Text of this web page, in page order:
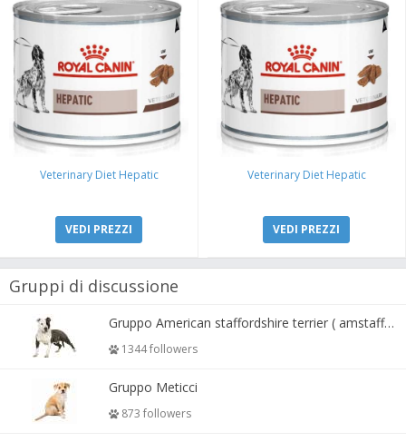
Veterinary Diet Hepatic
VEDI PREZZI
Veterinary Diet Hepatic
VEDI PREZZI
Gruppi di discussione
Gruppo American staffordshire terrier ( amstaff, amastaff )
1344 followers
Gruppo Meticci
873 followers